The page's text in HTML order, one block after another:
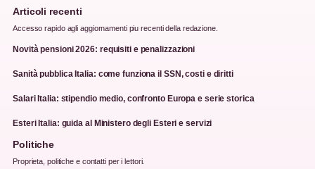
Articoli recenti
Accesso rapido agli aggiornamenti piu recenti della redazione.
Novità pensioni 2026: requisiti e penalizzazioni
Sanità pubblica Italia: come funziona il SSN, costi e diritti
Salari Italia: stipendio medio, confronto Europa e serie storica
Esteri Italia: guida al Ministero degli Esteri e servizi
Politiche
Proprieta, politiche e contatti per i lettori.